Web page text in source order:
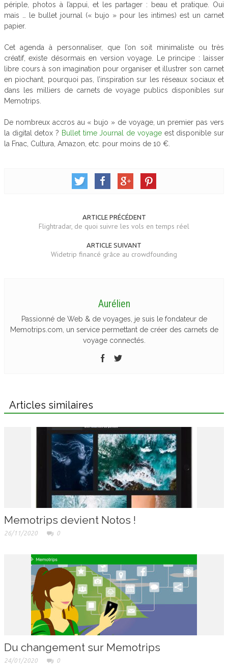
périple, photos à l’appui, et les partager : beau et pratique. Oui
mais … le bullet journal (« bujo » pour les intimes) est un carnet
papier.
Cet agenda à personnaliser, que l’on soit minimaliste ou très
créatif, existe désormais en version voyage. Le principe : laisser
libre cours à son imagination pour organiser et illustrer son carnet
en piochant, pourquoi pas, l’inspiration sur les réseaux sociaux et
dans les milliers de carnets de voyage publics disponibles sur
Memotrips.
De nombreux accros au « bujo » de voyage, un premier pas vers
la digital detox ? Bullet time Journal de voyageest disponible sur
la Fnac, Cultura, Amazon, etc. pour moins de 10 €.
ARTICLE PRÉCÉDENT
Flightradar, de quoi suivre les vols en temps réel
ARTICLE SUIVANT
Widetrip financé grâce au crowdfounding
Aurélien
Passionné de Web & de voyages, je suis le fondateur de
Memotrips.com, un service permettant de créer des carnets de
voyage connectés.
Articles similaires
Memotrips devient Notos !
26/11/2020 0
Du changement sur Memotrips
24/01/2020 0